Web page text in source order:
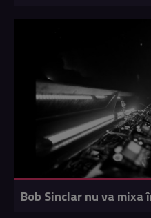
Bob Sinclar nu va